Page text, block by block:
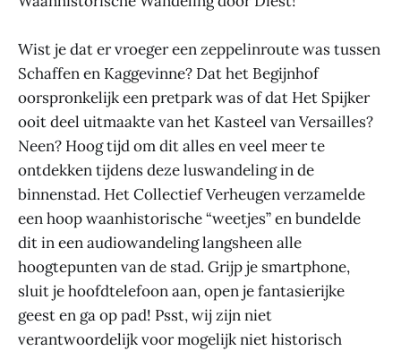
Wist je dat er vroeger een zeppelinroute was tussen
Schaffen en Kaggevinne? Dat het Begijnhof
oorspronkelijk een pretpark was of dat Het Spijker
ooit deel uitmaakte van het Kasteel van Versailles?
Neen? Hoog tijd om dit alles en veel meer te
ontdekken tijdens deze luswandeling in de
binnenstad. Het Collectief Verheugen verzamelde
een hoop waanhistorische “weetjes” en bundelde
dit in een audiowandeling langsheen alle
hoogtepunten van de stad. Grijp je smartphone,
sluit je hoofdtelefoon aan, open je fantasierijke
geest en ga op pad! Psst, wij zijn niet
verantwoordelijk voor mogelijk niet historisch